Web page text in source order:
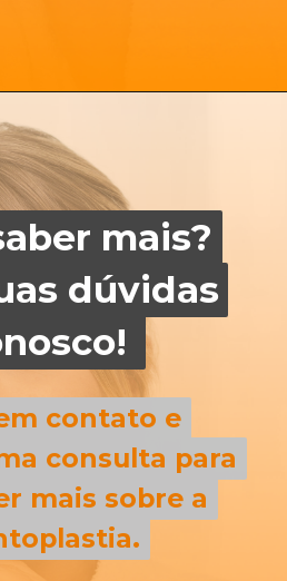
mais?
dúvidas
mais?
dúvidas
contato e
consulta para
mais sobre a
contato e
consulta para
mais sobre a